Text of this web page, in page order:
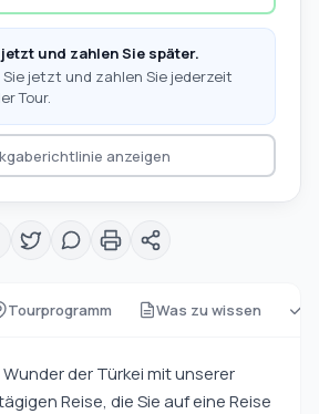
Tourprogramm Was zu wissen
der Türkei mit unserer
Reise, die Sie auf eine Reise
und zahlen Sie später.
Sie jetzt und zahlen Sie jederzeit
Tour.
anzeigen